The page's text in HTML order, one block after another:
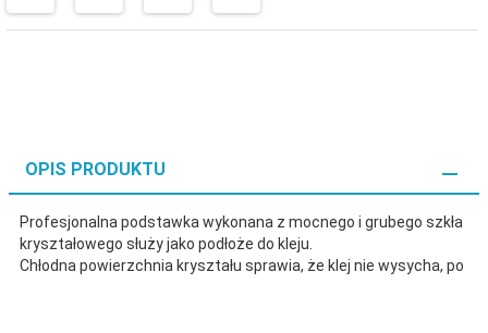
OPIS PRODUKTU
Profesjonalna podstawka wykonana z mocnego i grubego szkła
kryształowego służy jako podłoże do kleju.
Chłodna powierzchnia kryształu sprawia, że klej nie wysycha, po